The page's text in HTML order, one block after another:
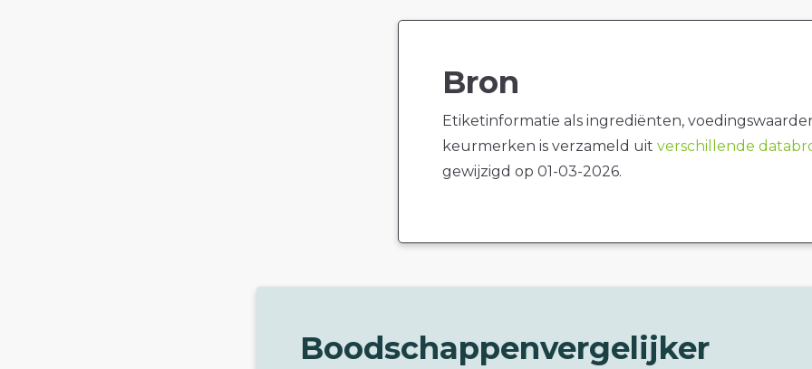
Bron
Etiketinformatie als ingrediënten,
keurmerken is verzameld uit verschillende
gewijzigd op 01-03-2026.
Boodschappenvergelijker